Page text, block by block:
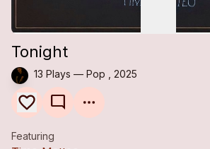
Tonight
13 Plays — Pop , 2025
mode_comment
Featuring